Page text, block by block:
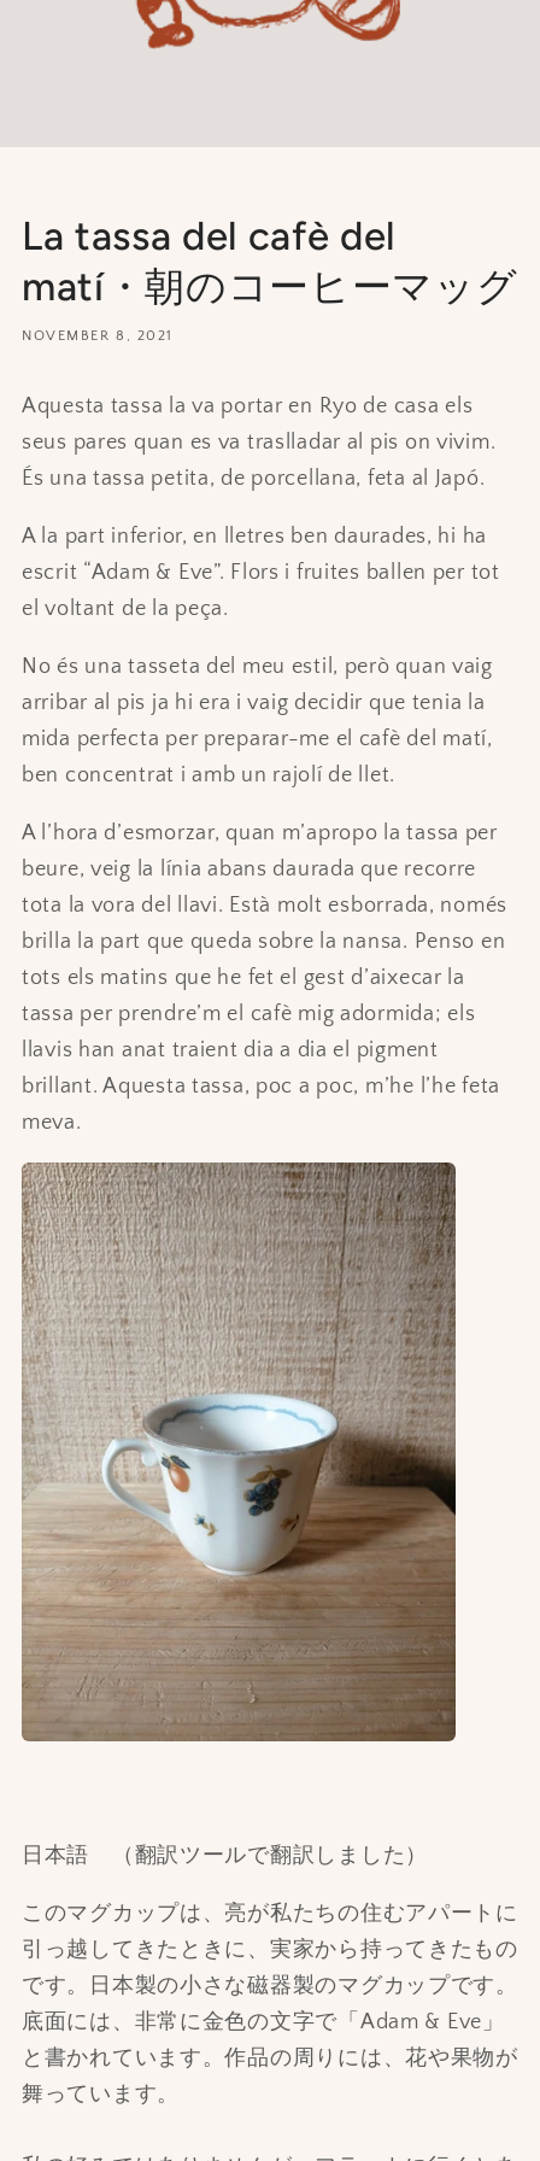
La tassa del cafè del
matí・朝のコーヒーマッグ
NOVEMBER 8, 2021
Aquesta tassa la va portar en Ryo de casa els
seus pares quan es va traslladar al pis on vivim.
És una tassa petita, de porcellana, feta al Japó.
A la part inferior, en lletres ben daurades, hi ha
escrit “Adam & Eve”. Flors i fruites ballen per tot
el voltant de la peça.
No és una tasseta del meu estil, però quan vaig
arribar al pis ja hi era i vaig decidir que tenia la
mida perfecta per preparar-me el cafè del matí,
ben concentrat i amb un rajolí de llet.
A l’hora d’esmorzar, quan m’apropo la tassa per
beure, veig la línia abans daurada que recorre
tota la vora del llavi. Està molt esborrada, només
brilla la part que queda sobre la nansa. Penso en
tots els matins que he fet el gest d’aixecar la
tassa per prendre’m el cafè mig adormida; els
llavis han anat traient dia a dia el pigment
brillant. Aquesta tassa, poc a poc, m’he l’he feta
meva.
日本語 （翻訳ツールで翻訳しました）
このマグカップは、亮が私たちの住むアパートに
引っ越してきたときに、実家から持ってきたもの
です。日本製の小さな磁器製のマグカップです。
底面には、非常に金色の文字で「Adam & Eve」
と書かれています。作品の周りには、花や果物が
舞っています。